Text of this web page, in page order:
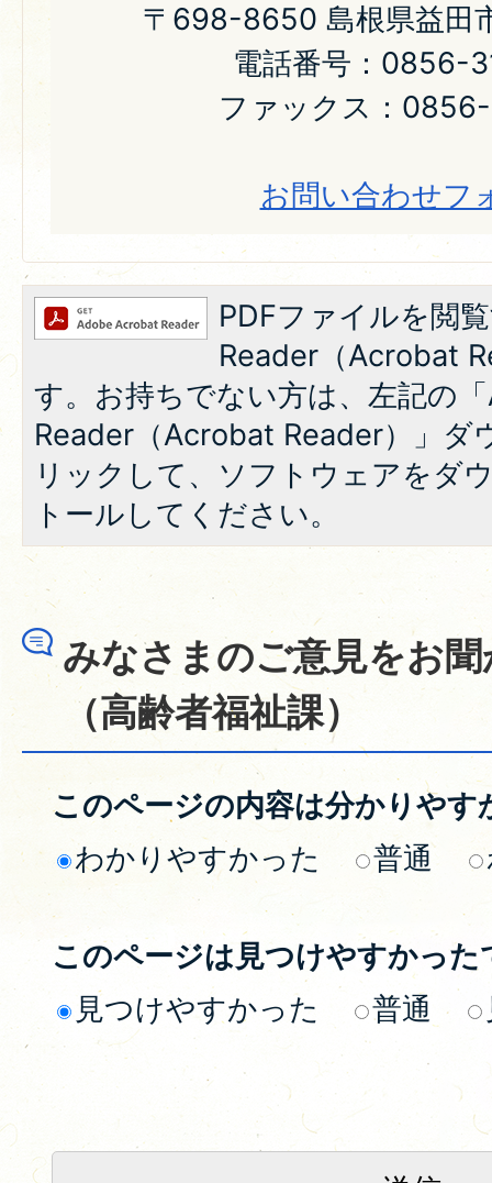
〒698-8650 島根県益田
電話番号：0856-
ファックス：
お問い合わせフ
PDFファイルを閲
Reader（Acrobat
す。お持ちでない方は、左記の
Reader（Acrobat Reader）」ダ
リックして、ソフトウェアをダ
トールしてください。
みなさまのご意見をお
（高齢者福祉課）
このページの内容は分かりやす
わかりやすかった
普通
このページは見つけやすかった
見つけやすかった
普通